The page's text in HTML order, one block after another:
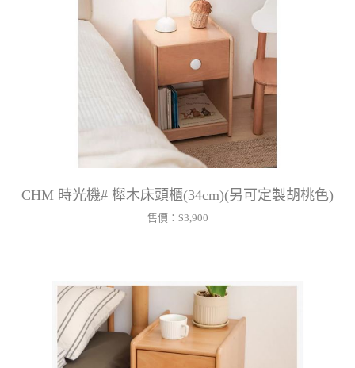
CHM 時光機# 櫸木床頭櫃(34cm)(另可定製胡桃色)
售價： $3,900